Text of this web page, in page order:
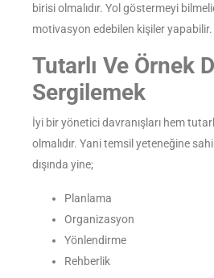
birisi olmalıdır. Yol göstermeyi
motivasyon edebilen kişiler yapabilir.
Tutarlı Ve Örnek
Sergilemek
İyi bir yönetici davranışları hem
olmalıdır. Yani temsil yeteneğine
dışında yine;
Planlama
Organizasyon
Yönlendirme
Rehberlik